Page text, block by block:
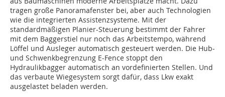
tragen große Panoramafenster bei, aber auch Technologien
wie die integrierten Assistenzsysteme. Mit der
standardmäßigen Planier-Steuerung bestimmt der Fahrer
mit dem Baggerstiel nur noch das Arbeitstempo, während
Löffel und Ausleger automatisch gesteuert werden. Die Hub-
und Schwenkbegrenzung E-Fence stoppt den
Hydraulikbagger automatisch an vordefinierten Stellen. Und
das verbaute Wiegesystem sorgt dafür, dass Lkw exakt
ausgelastet beladen werden.